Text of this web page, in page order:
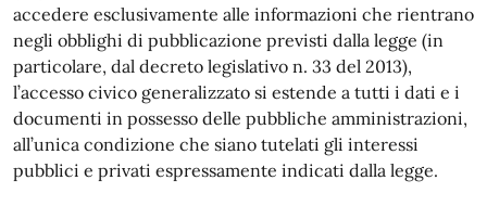
accedere esclusivamente alle informazioni che rientrano
negli obblighi di pubblicazione previsti dalla legge (in
particolare, dal decreto legislativo n. 33 del 2013),
l’accesso civico generalizzato si estende a tutti i dati e i
documenti in possesso delle pubbliche amministrazioni,
all’unica condizione che siano tutelati gli interessi
pubblici e privati espressamente indicati dalla legge.